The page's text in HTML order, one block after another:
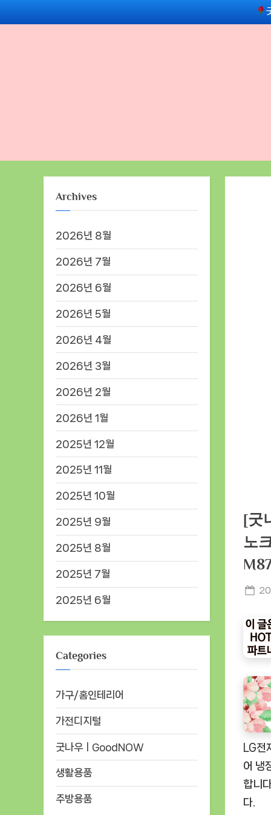
to
[굿
노
LG
어 냉
합니
다.
Archives
2026년 8월
2026년 7월
2026년 6월
2026년 5월
2026년 4월
2026년 3월
2026년 2월
2026년 1월
2025년 12월
2025년 11월
2025년 10월
2025년 9월
2025년 8월
2025년 7월
2025년 6월
Categories
가구/홈인테리어
가전디지털
굿나우ㅣGoodNOW
생활용품
주방용품